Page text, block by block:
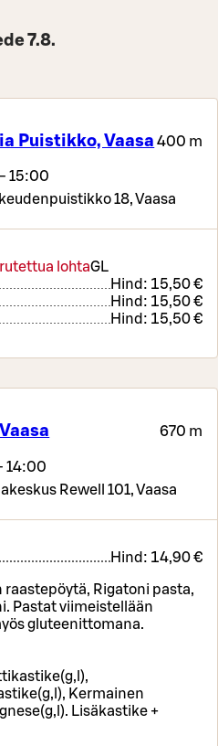
7.8.
Puistikko, Vaasa 400 m
15:00
18,Vaasa
lohtaGL
Hind: 15,50 €
Hind: 15,50 €
Hind: 15,50 €
670 m
14:00
Rewell 101,Vaasa
Hind: 14,90 €
raastepöytä, Rigatoni pasta,
Pastat viimeistellään
gluteenittomana.
Kermainen
Lisäkastike +